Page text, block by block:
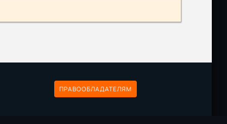
Размер: 436.60 MB Скачать
Размер: 426.14 MB
ПРАВООБЛАДАТЕЛЯМ